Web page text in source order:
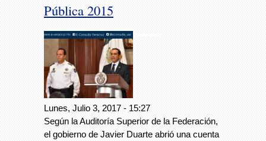
Pública 2015
Lunes, Julio 3, 2017 - 15:27
Según la Auditoría Superior de la Federación,
el gobierno de Javier Duarte abrió una cuenta